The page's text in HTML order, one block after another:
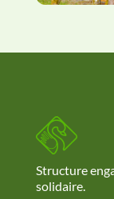
Structure
solidaire.